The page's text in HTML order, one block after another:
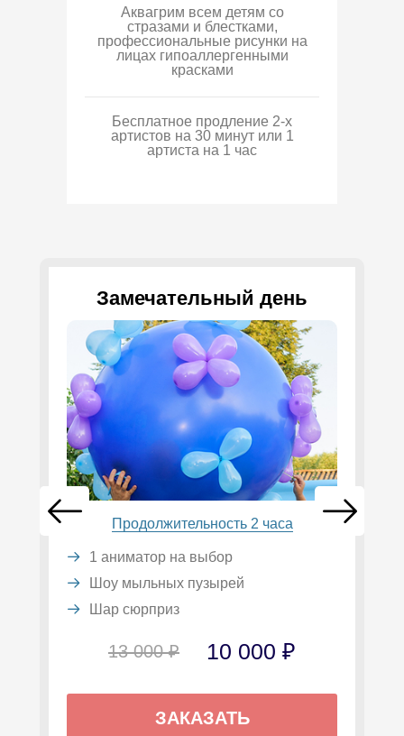
Аквагрим всем детям со
стразами и блестками,
профессиональные рисунки на
лицах гипоаллергенными
красками
Бесплатное продление 2-х
артистов на 30 минут или 1
артиста на 1 час
Замечательный день
Продолжительность 2 часа
1 аниматор на выбор
Шоу мыльных пузырей
Шар сюрприз
13 000 ₽ 10 000 ₽
ЗАКАЗАТЬ